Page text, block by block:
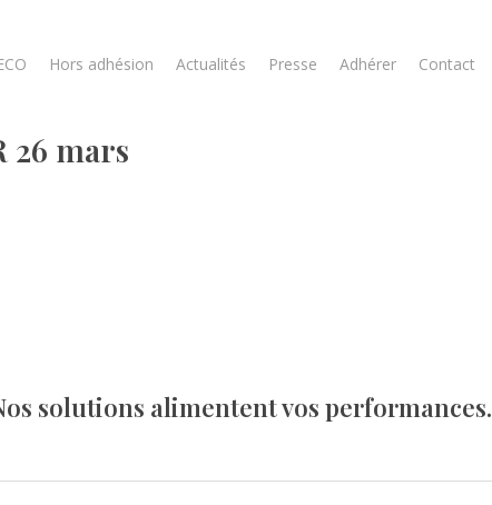
Hors adhésion Actualités Presse Adhérer Contact
26 mars
solutions alimentent vos performances.